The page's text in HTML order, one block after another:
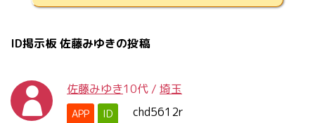
ID掲示板 佐藤みゆきの投稿
佐藤みゆき10代 / 埼玉
APP ID chd5612r